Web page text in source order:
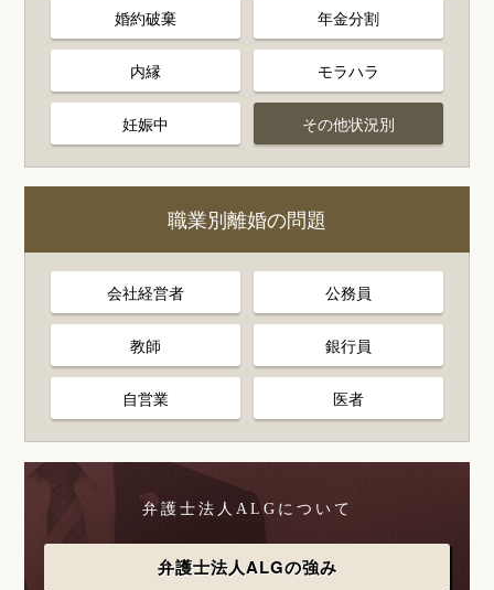
婚約破棄 年金分割
内縁 モラハラ
妊娠中 その他状況別
職業別離婚の問題
会社経営者 公務員
教師 銀行員
自営業 医者
弁護士法人ALGについて
弁護士法人ALGの強み